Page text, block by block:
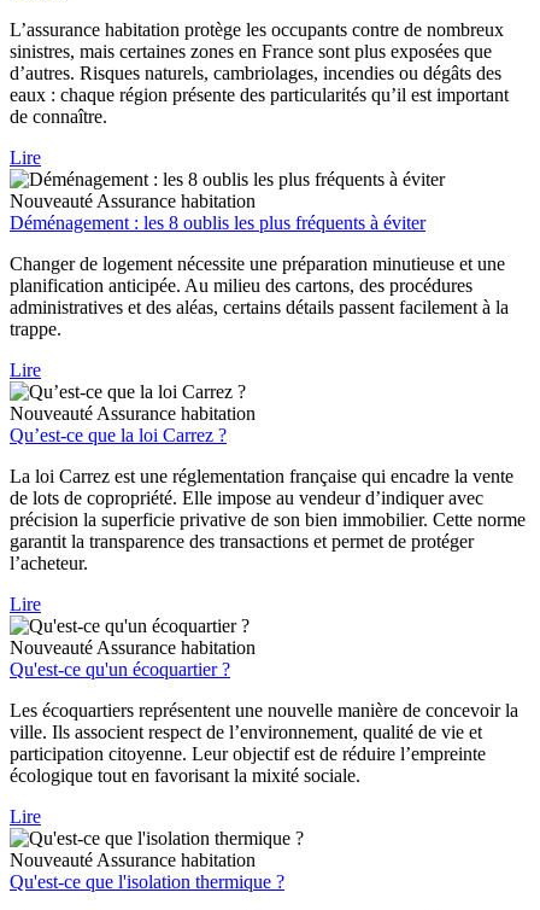
L’assurance habitation protège les occupants contre de nombreux
sinistres, mais certaines zones en France sont plus exposées que
d’autres. Risques naturels, cambriolages, incendies ou dégâts des
eaux : chaque région présente des particularités qu’il est important
de connaître.
Lire
Nouveauté Assurance habitation
Déménagement : les 8 oublis les plus fréquents à éviter
Changer de logement nécessite une préparation minutieuse et une
planification anticipée. Au milieu des cartons, des procédures
administratives et des aléas, certains détails passent facilement à la
trappe.
Lire
Nouveauté Assurance habitation
Qu’est-ce que la loi Carrez ?
La loi Carrez est une réglementation française qui encadre la vente
de lots de copropriété. Elle impose au vendeur d’indiquer avec
précision la superficie privative de son bien immobilier. Cette norme
garantit la transparence des transactions et permet de protéger
l’acheteur.
Lire
Nouveauté Assurance habitation
Qu'est-ce qu'un écoquartier ?
Les écoquartiers représentent une nouvelle manière de concevoir la
ville. Ils associent respect de l’environnement, qualité de vie et
participation citoyenne. Leur objectif est de réduire l’empreinte
écologique tout en favorisant la mixité sociale.
Lire
Nouveauté Assurance habitation
Qu'est-ce que l'isolation thermique ?